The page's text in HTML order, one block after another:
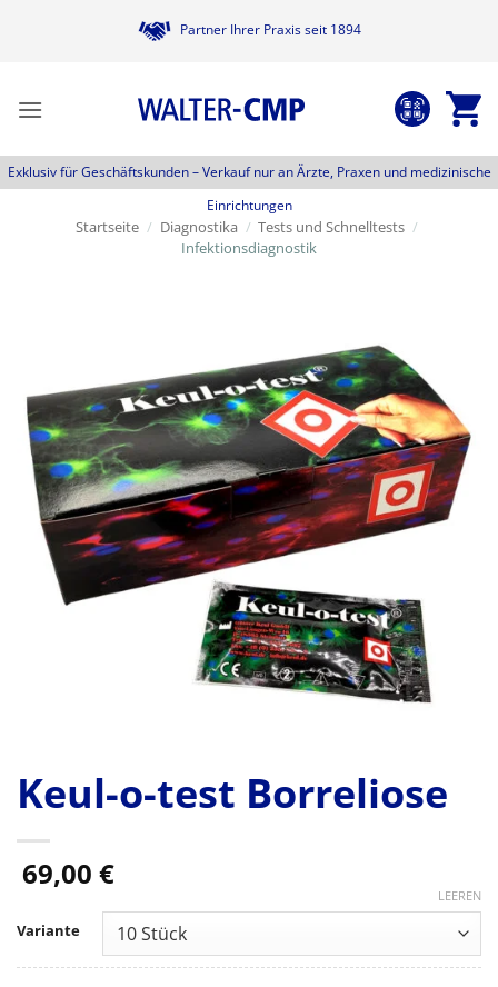
Partner Ihrer Praxis seit 1894
Exklusiv für Geschäftskunden –Verkauf nur an Ärzte, Praxen und medizinische
Einrichtungen
Startseite / Diagnostika / Tests und Schnelltests /
Infektionsdiagnostik
Keul-o-test Borreliose
69,00 €
Variante
LEEREN